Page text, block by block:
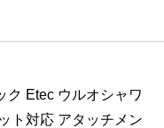
ク Etec ウルオシャワ
ト対応 アタッチメン